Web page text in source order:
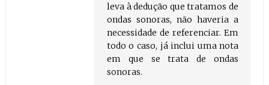
leva à dedução que tratamos de
ondas sonoras, não haveria a
necessidade de referenciar. Em
todo o caso, já inclui uma nota
em que se trata de ondas
sonoras.